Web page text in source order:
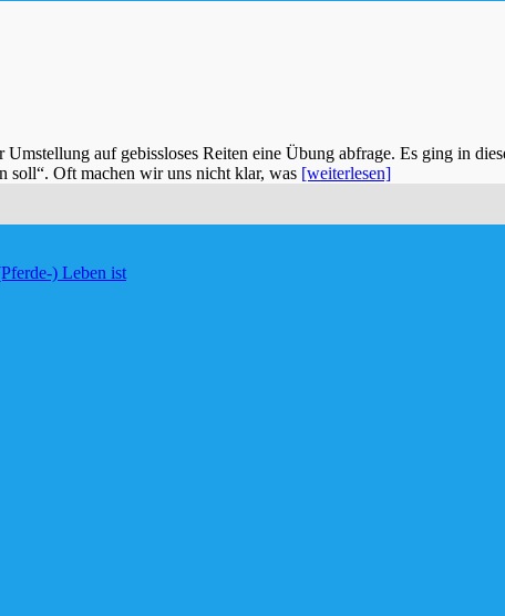
auf gebissloses Reiten eine Übung abfrage. Es ging in
soll“. Oft machen wir uns nicht klar, was [weiterlesen]
) Leben ist